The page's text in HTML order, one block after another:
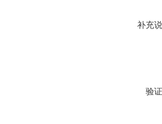
补充
验